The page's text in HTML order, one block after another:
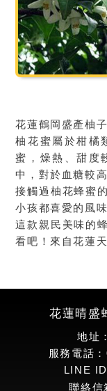
花蓮鶴岡盛產柚
柚花蜜屬於柑橘
蜜，燥熱、甜度
中，對於血糖較
接觸過柚花蜂蜜
小孩都喜愛的風
這款親民美味的
看吧！來自花蓮
花蓮晴盛
地址
服務電話
LINE
聯絡